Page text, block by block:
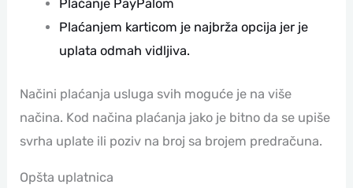
Plaćanje PayPalom
Plaćanjem karticom je najbrža opcija jer je
uplata odmah vidljiva.
Načini plaćanja usluga svih moguće je na više
načina. Kod načina plaćanja jako je bitno da se upiše
svrha uplate ili poziv na broj sa brojem predračuna.
Opšta uplatnica